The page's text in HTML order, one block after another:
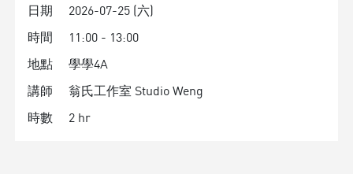
日期
2026-07-25 (六)
時間
11:00 - 13:00
地點
學學4A
講師
翁氏工作室 Studio Weng
時數
2 hr